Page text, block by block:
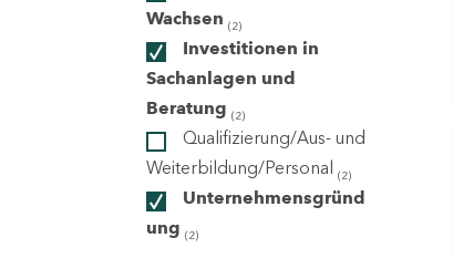
Wachsen (2)
Investitionen in
Sachanlagen und
Beratung (2)
Qualifizierung/Aus- und
Weiterbildung/Personal (2)
Unternehmensgründ
ung (2)